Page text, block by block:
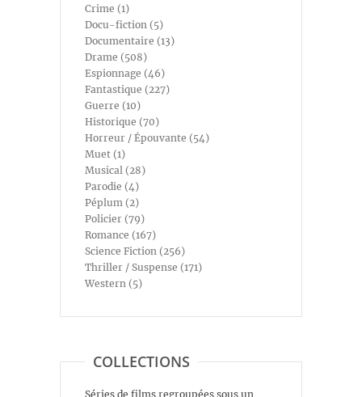
Crime (1)
Docu-fiction (5)
Documentaire (13)
Drame (508)
Espionnage (46)
Fantastique (227)
Guerre (10)
Historique (70)
Horreur / Épouvante (54)
Muet (1)
Musical (28)
Parodie (4)
Péplum (2)
Policier (79)
Romance (167)
Science Fiction (256)
Thriller / Suspense (171)
Western (5)
COLLECTIONS
Séries de films regroupées sous un